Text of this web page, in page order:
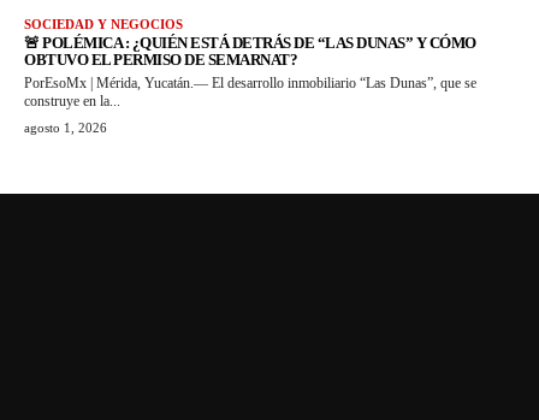
SOCIEDAD Y NEGOCIOS
🚨 POLÉMICA : ¿QUIÉN ESTÁ DETRÁS DE “LAS DUNAS” Y CÓMO
OBTUVO EL PERMISO DE SEMARNAT?
PorEsoMx | Mérida, Yucatán.— El desarrollo inmobiliario “Las Dunas”, que se
construye en la...
agosto 1, 2026